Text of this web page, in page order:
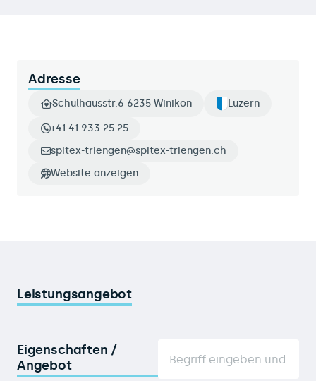
Adresse
Schulhausstr.6 6235 Winikon Luzern
+41 41 933 25 25
spitex-triengen@spitex-triengen.ch
Website anzeigen
Leistungsangebot
Eigenschaften /
Angebot